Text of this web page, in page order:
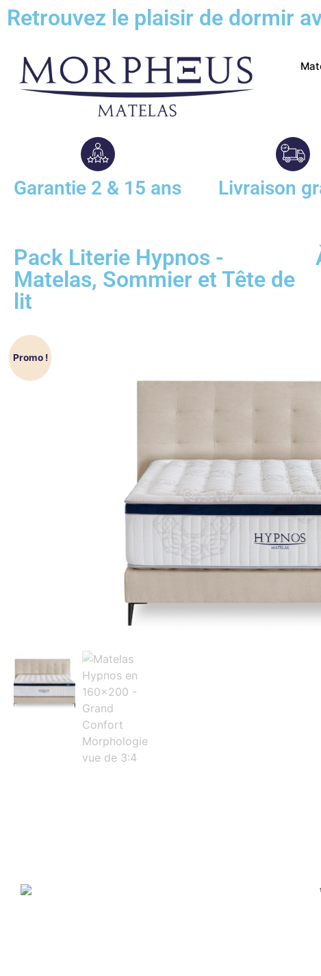
Retrouvez le plaisir de dormir
Garantie 2 & 15 ans Livraison
Pack Literie Hypnos -
Matelas, Sommier et Tête de
lit
Promo !